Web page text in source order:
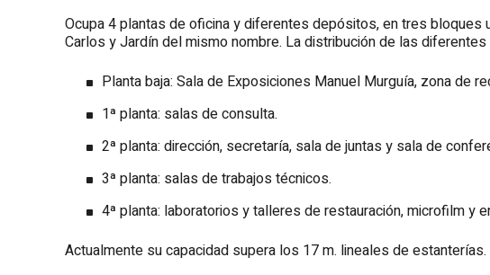
Ocupa 4 plantas de oficina y diferentes depósitos, en tres bloques
Carlos y Jardín del mismo nombre. La distribución de las
Planta baja: Sala de Exposiciones Manuel Murguía, zona de
1ª planta: salas de consulta.
2ª planta: dirección, secretaría, sala de juntas y sala de
3ª planta: salas de trabajos técnicos.
4ª planta: laboratorios y talleres de restauración, microfilm y
Actualmente su capacidad supera los 17 m. lineales de estanterías.